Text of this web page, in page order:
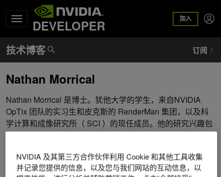
DEVELOPER 加入
Nathan Morrical
Nathan Morrical 是博士。犹他大学的学生，来自NVIDIA
OpTix 团队的实习生和皮克斯的 RenderMan 集团，以及科
学计算和成像研究所（ SCI ）的现任成员。他的研究兴趣包
括高性能光线跟踪框架和计算、科学数据可视化、计算几何
学获得了计算机科学学士学位，在那里他研究了交互式计算
机图形学和计算几何。
NVIDIA 及其第三方合作伙伴利用 Cookie 和其他工具收集
并记录您提供的信息，以及您与我们网站的互动信息，以